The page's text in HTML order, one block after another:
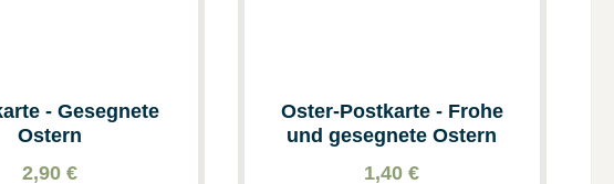
- Gesegnete
Ostern
2,90 €
Oster-Postkarte - Frohe
und gesegnete Ostern
1,40 €